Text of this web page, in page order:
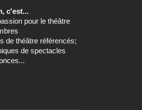
c'est...
pour le théâtre
de théâtre référencés;
de spectacles